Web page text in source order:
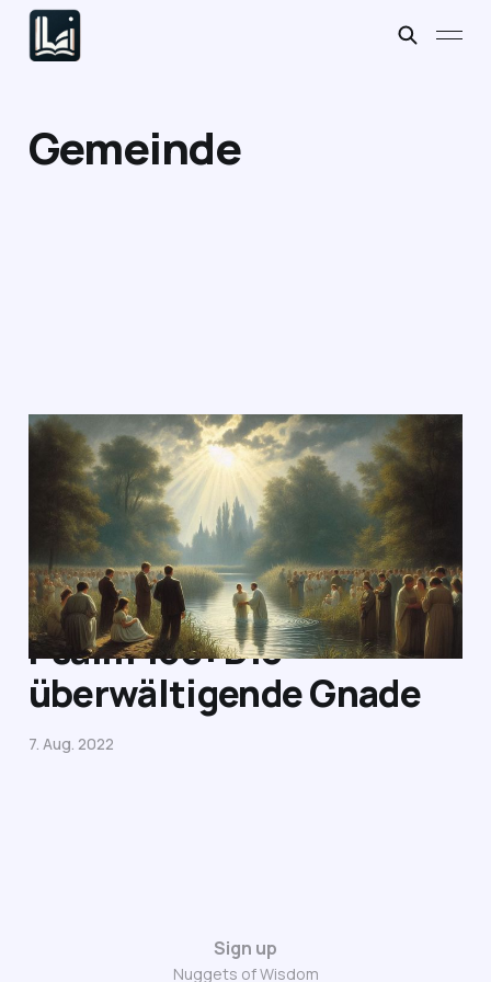
Gemeinde
Evangelisation, Taufe
und der Missionsbefehl
16. Nov. 2024 5 min read
Psalm 130: Die
überwältigende Gnade
7. Aug. 2022
Sign up
Nuggets of Wisdom